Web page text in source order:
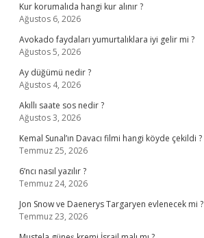
Kur korumalıda hangi kur alınır ?
Ağustos 6, 2026
Avokado faydaları yumurtalıklara iyi gelir mi ?
Ağustos 5, 2026
Ay düğümü nedir ?
Ağustos 4, 2026
Akıllı saate sos nedir ?
Ağustos 3, 2026
Kemal Sunal’ın Davacı filmi hangi köyde çekildi ?
Temmuz 25, 2026
6’ncı nasıl yazılır ?
Temmuz 24, 2026
Jon Snow ve Daenerys Targaryen evlenecek mi ?
Temmuz 23, 2026